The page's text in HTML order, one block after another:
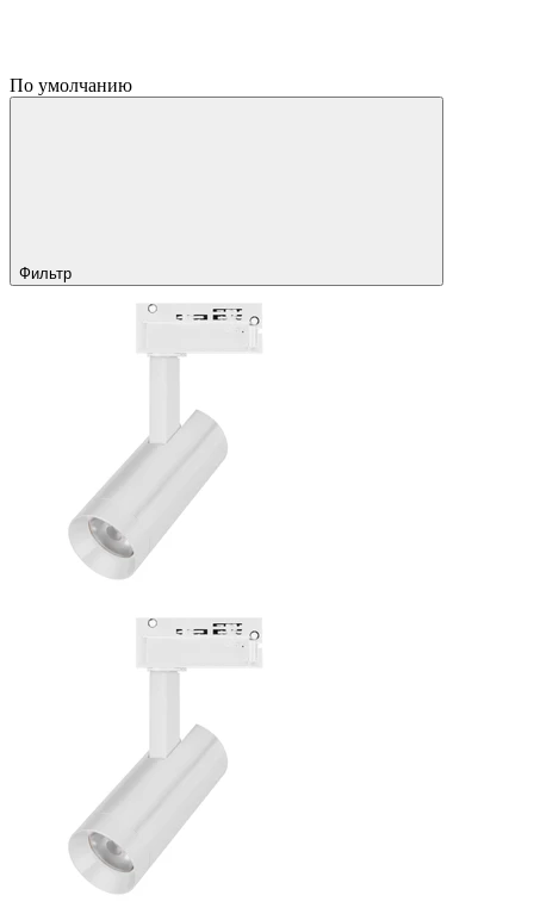
По умолчанию
Фильтр